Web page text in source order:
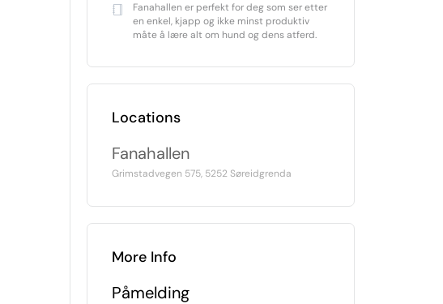
Fanahallen er perfekt for deg som ser etter
en enkel, kjapp og ikke minst produktiv
måte å lære alt om hund og dens atferd.
Locations
Fanahallen
Grimstadvegen 575, 5252 Søreidgrenda
More Info
Påmelding